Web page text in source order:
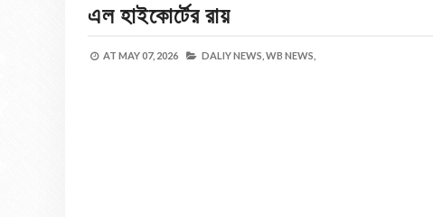
এল হাইকোর্টের রায়
AT MAY 07, 2026 DALIY NEWS, WB NEWS,